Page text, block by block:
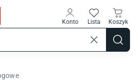
Konto Lista Koszyk